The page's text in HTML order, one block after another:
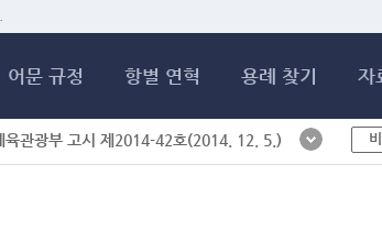
어문 규정 항별 연혁 용례 찾기 자
관광부 고시 제2014-42호(2014. 12. 5.)